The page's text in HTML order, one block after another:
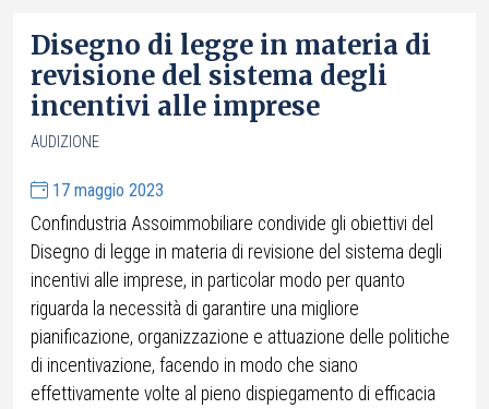
Disegno di legge in materia di
revisione del sistema degli
incentivi alle imprese
AUDIZIONE
17 maggio 2023
Confindustria Assoimmobiliare condivide gli obiettivi del
Disegno di legge in materia di revisione del sistema degli
incentivi alle imprese, in particolar modo per quanto
riguarda la necessità di garantire una migliore
pianificazione, organizzazione e attuazione delle politiche
di incentivazione, facendo in modo che siano
effettivamente volte al pieno dispiegamento di efficacia